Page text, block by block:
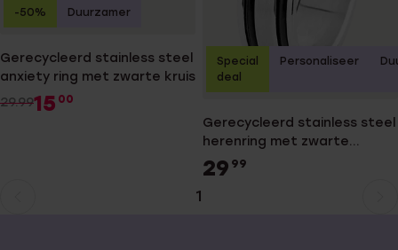
Gerecycleerd stainless steel
anxiety ring met zwarte kruis
29.9915 00
-50% Duurzamer
Gerecycleerd stainless steel
herenring met zwarte
accenten
29 99
Special
deal
Personaliseer
1